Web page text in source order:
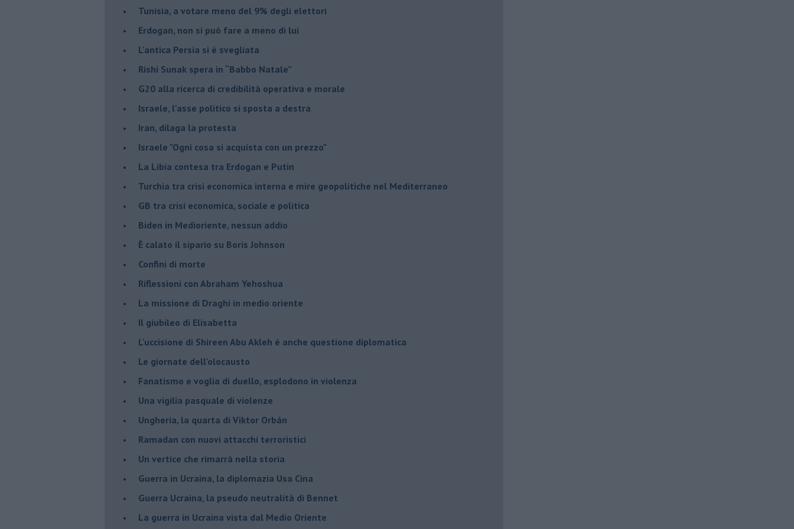
Tunisia, a votare meno del 9% degli elettori
Erdogan, non si può fare a meno di lui
L'antica Persia si è svegliata
Rishi Sunak spera in “Babbo Natale”
G20 alla ricerca di credibilità operativa e morale
Israele, l'asse politico si sposta a destra
Iran, dilaga la protesta
Israele "Ogni cosa si acquista con un prezzo"
La Libia contesa tra Erdogan e Putin
Turchia tra crisi economica interna e mire geopolitiche nel Mediterraneo
GB tra crisi economica, sociale e politica
Biden in Medioriente, nessun addio
È calato il sipario su Boris Johnson
Confini di morte
Riflessioni con Abraham Yehoshua
La missione di Draghi in medio oriente
Il giubileo di Elisabetta
L'uccisione di Shireen Abu Akleh è anche questione diplomatica
Le giornate dell'olocausto
Fanatismo e voglia di duello, esplodono in violenza
Una vigilia pasquale di violenze
Ungheria, la quarta di Viktor Orbán
Ramadan con nuovi attacchi terroristici
Un vertice che rimarrà nella storia
Guerra in Ucraina, la diplomazia Usa Cina
Guerra Ucraina, la pseudo neutralità di Bennet
La guerra in Ucraina vista dal Medio Oriente